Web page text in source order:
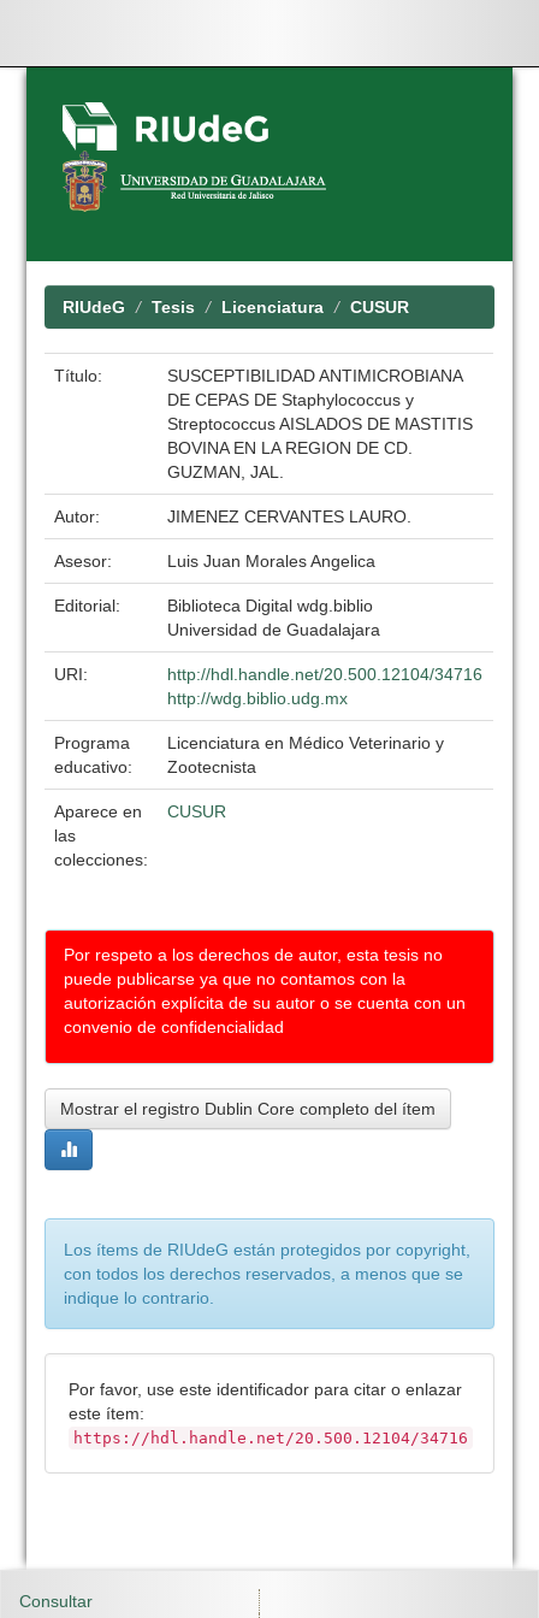
Skip
navigation
RIUdeG Tesis Licenciatura CUSUR
Título:
SUSCEPTIBILIDAD ANTIMICROBIANA
DE CEPAS DE Staphylococcus y
Streptococcus AISLADOS DE MASTITIS
BOVINA EN LA REGION DE CD.
GUZMAN, JAL.
Autor: JIMENEZ CERVANTES LAURO.
Asesor: Luis Juan Morales Angelica
Editorial:
Biblioteca Digital wdg.biblio
Universidad de Guadalajara
URI:
http://hdl.handle.net/20.500.12104/34716
http://wdg.biblio.udg.mx
Programa
educativo:
Licenciatura en Médico Veterinario y
Zootecnista
Aparece en
las
colecciones:
CUSUR
Por respeto a los derechos de autor, esta tesis no
puede publicarse ya que no contamos con la
autorización explícita de su autor o se cuenta con un
convenio de confidencialidad
Mostrar el registro Dublin Core completo del ítem
Los ítems de RIUdeG están protegidos por copyright,
con todos los derechos reservados, a menos que se
indique lo contrario.
Por favor, use este identificador para citar o enlazar
este ítem:
https://hdl.handle.net/20.500.12104/34716
Consultar